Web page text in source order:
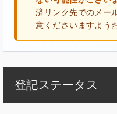
済リンク先でのメー
意くださいますよう
登記ステータス